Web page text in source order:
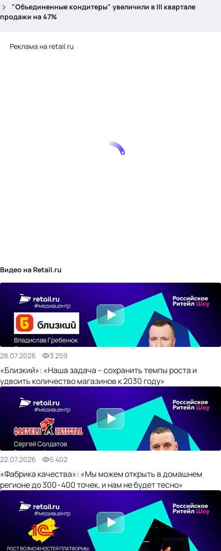
"Объединенные кондитеры" увеличили в III квартале
продажи на 47%
Реклама на retail.ru
Видео на Retail.ru
28.07.2026 3 259
«Близкий»: «Наша задача – сохранить темпы роста и
удвоить количество магазинов к 2030 году»
22.07.2026 5 402
«Фабрика качества»: «Мы можем открыть в домашнем
регионе до 300–400 точек, и нам не будет тесно»